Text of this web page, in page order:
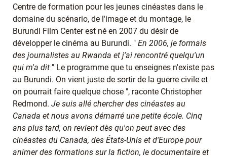
Centre de formation pour les jeunes cinéastes dans le
domaine du scénario, de l'image et du montage, le
Burundi Film Center est né en 2007 du désir de
développer le cinéma au Burundi. " En 2006, je formais
des journalistes au Rwanda et j'ai rencontré quelqu'un
qui m'a dit " Le programme que tu enseignes n'existe pas
au Burundi. On vient juste de sortir de la guerre civile et
on pourrait faire quelque chose ", raconte Christopher
Redmond. Je suis allé chercher des cinéastes au
Canada et nous avons démarré une petite école. Cinq
ans plus tard, on revient dès qu'on peut avec des
cinéastes du Canada, des États-Unis et d'Europe pour
animer des formations sur la fiction, le documentaire et